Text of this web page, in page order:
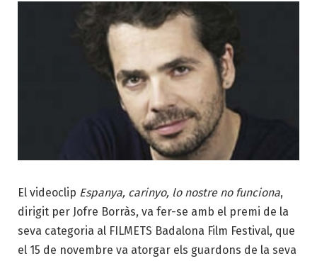
El videoclip Espanya, carinyo, lo nostre no funciona,
dirigit per Jofre Borràs, va fer-se amb el premi de la
seva categoria al FILMETS Badalona Film Festival, que
el 15 de novembre va atorgar els guardons de la seva